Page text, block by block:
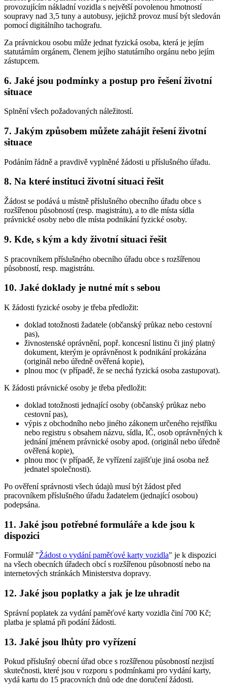
provozujícím nákladní vozidla s největší povolenou hmotností
soupravy nad 3,5 tuny a autobusy, jejichž provoz musí být sledován
pomocí digitálního tachografu.
Za právnickou osobu může jednat fyzická osoba, která je jejím
statutárním orgánem, členem jejího statutárního orgánu nebo jejím
zástupcem.
6. Jaké jsou podmínky a postup pro řešení životní
situace
Splnění všech požadovaných náležitostí.
7. Jakým způsobem můžete zahájit řešení životní
situace
Podáním řádně a pravdivě vyplněné žádosti u příslušného úřadu.
8. Na které instituci životní situaci řešit
Žádost se podává u místně příslušného obecního úřadu obce s
rozšířenou působností (resp. magistrátu), a to dle místa sídla
právnické osoby nebo dle místa podnikání fyzické osoby.
9. Kde, s kým a kdy životní situaci řešit
S pracovníkem příslušného obecního úřadu obce s rozšířenou
působností, resp. magistrátu.
10. Jaké doklady je nutné mít s sebou
K žádosti fyzické osoby je třeba předložit:
doklad totožnosti žadatele (občanský průkaz nebo cestovní
pas),
živnostenské oprávnění, popř. koncesní listinu či jiný platný
dokument, kterým je oprávněnost k podnikání prokázána
(originál nebo úředně ověřená kopie),
plnou moc (v případě, že se nechá fyzická osoba zastupovat).
K žádosti právnické osoby je třeba předložit:
doklad totožnosti jednající osoby (občanský průkaz nebo
cestovní pas),
výpis z obchodního nebo jiného zákonem určeného rejstříku
nebo registru s obsahem názvu, sídla, IČ, osob oprávněných k
jednání jménem právnické osoby apod. (originál nebo úředně
ověřená kopie),
plnou moc (v případě, že vyřízení zajišťuje jiná osoba než
jednatel společnosti).
Po ověření správnosti všech údajů musí být žádost před
pracovníkem příslušného úřadu žadatelem (jednající osobou)
podepsána.
11. Jaké jsou potřebné formuláře a kde jsou k
dispozici
Formulář "Žádost o vydání paměťové karty vozidla" je k dispozici
na všech obecních úřadech obcí s rozšířenou působností nebo na
internetových stránkách Ministerstva dopravy.
12. Jaké jsou poplatky a jak je lze uhradit
Správní poplatek za vydání paměťové karty vozidla činí 700 Kč;
platba je splatná při podání žádosti.
13. Jaké jsou lhůty pro vyřízení
Pokud příslušný obecní úřad obce s rozšířenou působností nezjistí
skutečnosti, které jsou v rozporu s podmínkami pro vydání karty,
vydá kartu do 15 pracovních dnů ode dne doručení žádosti.